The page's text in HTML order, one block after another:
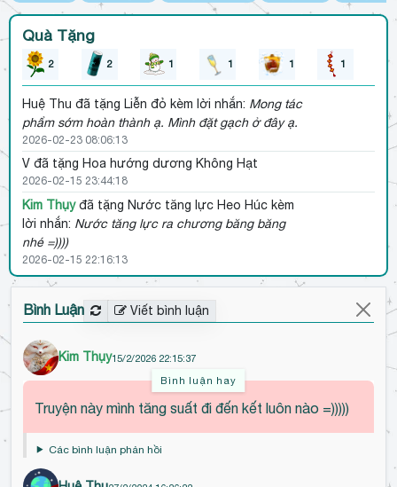
Quà Tặng
2 2 1 1 1 1
Huệ Thu đã tặng Liễn đỏ kèm lời nhắn: Mong tác
phẩm sớm hoàn thành ạ. Mình đặt gạch ở đây ạ.
2026-02-23 08:06:13
V đã tặng Hoa hướng dương Không Hạt
2026-02-15 23:44:18
Kim Thụy đã tặng Nước tăng lực Heo Húc kèm
lời nhắn: Nước tăng lực ra chương băng băng
nhé =))))
2026-02-15 22:16:13
Cà Phê đã tặng Vò Mơ Màng kèm lời nhắn:
Chúc
mừng năm mới. Mong được đọc thêm nhiều tác
phẩm hay từ tác giả.
2026-02-05 08:02:56
Nhật Ánh
đã tặng Rượu vang hiệu Giọt Nắng
Vàng kèm lời nhắn:Chúc mừng 1 lúc đăng cả
2026-01-31 13:01:56
2025-08-29 12:55:03
Cà Phê đã tặng Nước tăng lực Heo Húc kèm lời
Bình Luận Viết bình luận
n
đ
ầ
Kim Thụy15/2/2026 22:15:37
Bình luận hay
Truyện này mình tăng suất đi đến kết luôn nào =)))))
Các bình luận phản hồi